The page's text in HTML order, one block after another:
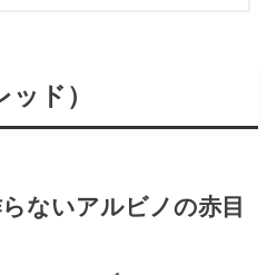
ド）
ないアルビノの赤目